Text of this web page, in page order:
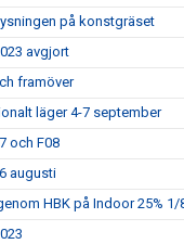
på konstgräset
avgjort
framöver
läger 4-7 september
och F08
augusti
HBK på Indoor 25% 1/